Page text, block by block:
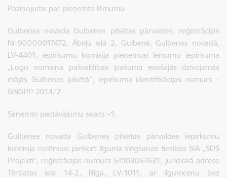
Paziņojums par pieņemto lēmumu
Gulbenes novada Gulbenes pilsētas pārvaldes, reģistrācijas
Nr.90000017472, Ābeļu ielā 2, Gulbenē, Gulbenes novadā,
LV-4401, iepirkumu komisija pieņēmusi lēmumu iepirkumā
„Logu nomaiņa pašvaldības īpašumā esošajās dzīvojamās
mājās Gulbenes pilsētā”, iepirkuma identifikācijas numurs –
GNGPP-2014/2.
Saņemto piedāvājumu skaits –1.
Gulbenes novada Gulbenes pilsētas pārvaldes iepirkumu
komisija nolēmusi piešķirt līguma slēgšanas tiesības SIA „SDS
Projekti”, reģistrācijas numurs 54103057631, juridiskā adrese
Tērbatas iela 14-2, Rīga, LV-1011, ar līgumcenu bez